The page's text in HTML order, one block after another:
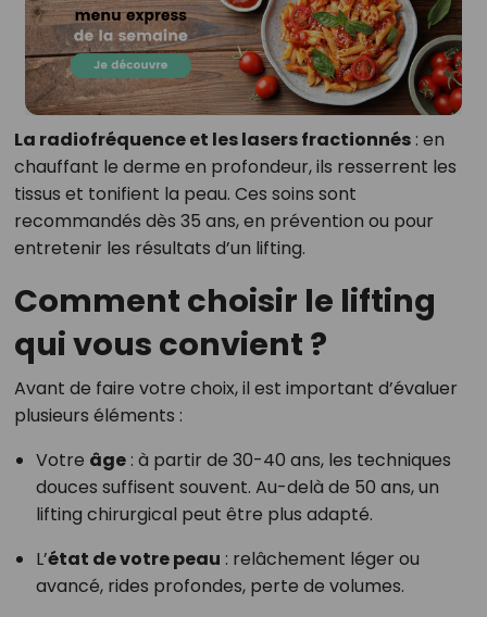
La radiofréquence et les lasers fractionnés: en
chauffant le derme en profondeur, ils resserrent les
tissus et tonifient la peau. Ces soins sont
recommandés dès 35 ans, en prévention ou pour
entretenir les résultats d’un lifting.
Comment choisir le lifting
qui vous convient ?
Avant de faire votre choix, il est important d’évaluer
plusieurs éléments :
Votre âge: à partir de 30-40 ans, les techniques
douces suffisent souvent. Au-delà de 50 ans, un
lifting chirurgical peut être plus adapté.
L’état de votre peau : relâchement léger ou
avancé, rides profondes, perte de volumes.